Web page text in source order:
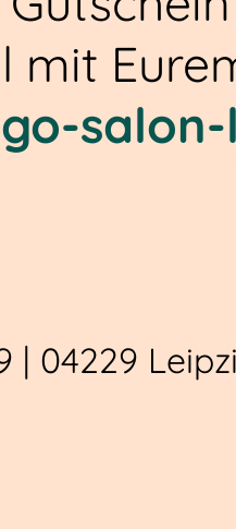
mit
| 04229